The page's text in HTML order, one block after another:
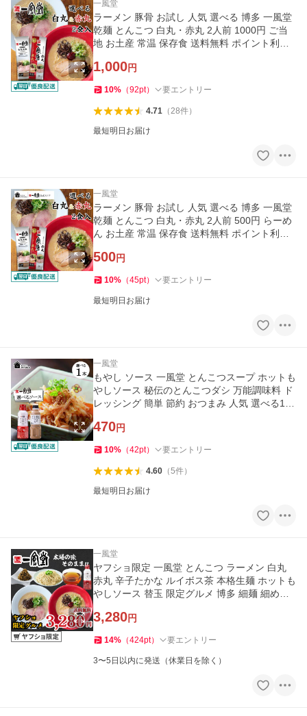
一風堂
ラーメン 豚骨 お試し 人気 選べる 博多 一風堂
乾麺 とんこつ 白丸・赤丸 2人前 1000円 ご当
地 お土産 常温 保存食 送料無料 ポイント利用
1,000円
10% （92pt） 要エントリー
4.71（28件）
最短明日お届け
一風堂
ラーメン 豚骨 お試し 人気 選べる 博多 一風堂
乾麺 とんこつ 白丸・赤丸 2人前 500円 らーめ
ん お土産 常温 保存食 送料無料 ポイント利用
500円
10% （45pt） 要エントリー
最短明日お届け
一風堂
もやし ソース 一風堂 とんこつスープ ホットも
やしソース 秘伝のとんこつダシ 万能調味料 ド
レッシング 簡単 節約 おつまみ 人気 選べる1本
470円
10% （42pt） 要エントリー
4.60（5件）
最短明日お届け
一風堂
ヤフショ限定 一風堂 とんこつ ラーメン 白丸
赤丸 辛子たかな ルイボス茶 本格生麺 ホットも
やしソース 替玉 限定グルメ 博多 細麺 細めん
3,280円
14% （424pt） 要エントリー
3〜5日以内に発送（休業日を除く）